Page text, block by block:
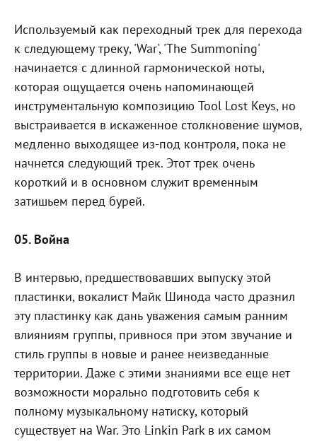
Используемый как переходный трек для перехода
к следующему треку, 'War', 'The Summoning'
начинается с длинной гармонической ноты,
которая ощущается очень напоминающей
инструментальную композицию Tool Lost Keys, но
выстраивается в искаженное столкновение шумов,
медленно выходящее из-под контроля, пока не
начнется следующий трек. Этот трек очень
короткий и в основном служит временным
затишьем перед бурей.
05. Война
В интервью, предшествовавших выпуску этой
пластинки, вокалист Майк Шинода часто дразнил
эту пластинку как дань уважения самым ранним
влияниям группы, привнося при этом звучание и
стиль группы в новые и ранее неизведанные
территории. Даже с этими знаниями все еще нет
возможности морально подготовить себя к
полному музыкальному натиску, который
существует на War. Это Linkin Park в их самом